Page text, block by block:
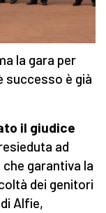
la gara per
successo è già
il giudice
ad
garantiva la
dei genitori
Alfie,